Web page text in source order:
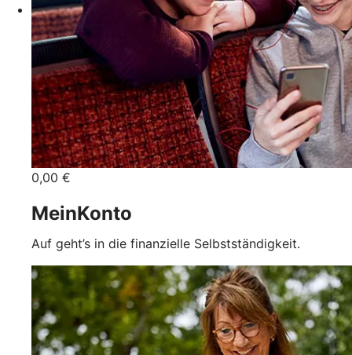
0,00 €
MeinKonto
Auf geht’s in die finanzielle Selbstständigkeit.